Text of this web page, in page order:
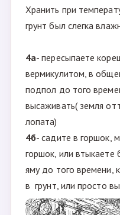
( разница между
неделя. вот так
способ №
Хранить при
грунт был слегка
4а- пересыпаете
вермикулитом, в